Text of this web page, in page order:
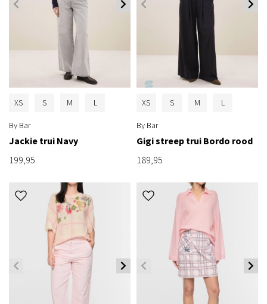
XS S M L
By Bar
Jackie trui Navy
199,95
XS S M L
By Bar
Gigi streep trui Bordo rood
189,95